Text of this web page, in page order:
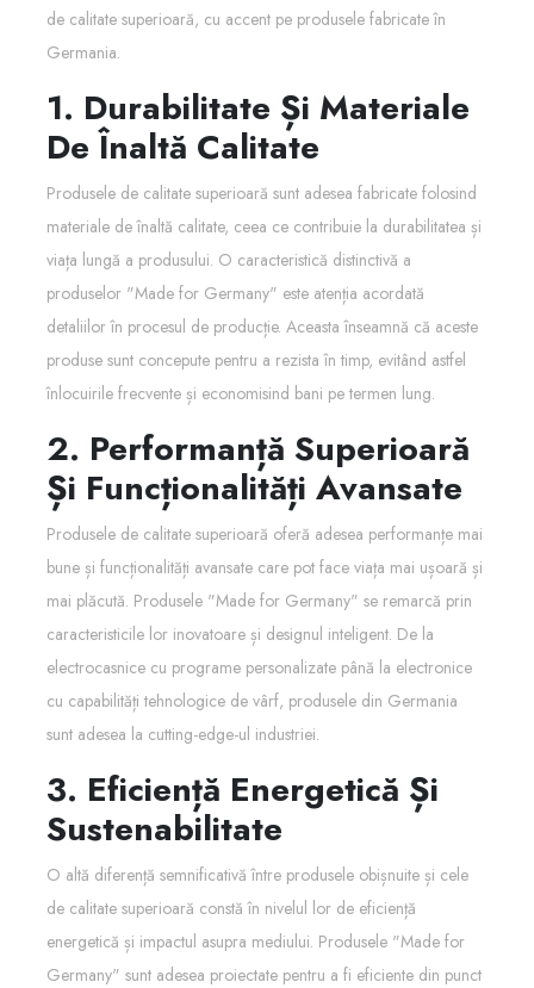
de calitate superioară, cu accent pe produsele fabricate în
Germania.
1. Durabilitate Și Materiale
De Înaltă Calitate
Produsele de calitate superioară sunt adesea fabricate folosind
materiale de înaltă calitate, ceea ce contribuie la durabilitatea și
viața lungă a produsului. O caracteristică distinctivă a
produselor "Made for Germany" este atenția acordată
detaliilor în procesul de producție. Aceasta înseamnă că aceste
produse sunt concepute pentru a rezista în timp, evitând astfel
înlocuirile frecvente și economisind bani pe termen lung.
2. Performanță Superioară
Și Funcționalități Avansate
Produsele de calitate superioară oferă adesea performanțe mai
bune și funcționalități avansate care pot face viața mai ușoară și
mai plăcută. Produsele "Made for Germany" se remarcă prin
caracteristicile lor inovatoare și designul inteligent. De la
electrocasnice cu programe personalizate până la electronice
cu capabilități tehnologice de vârf, produsele din Germania
sunt adesea la cutting-edge-ul industriei.
3. Eficiență Energetică Și
Sustenabilitate
O altă diferență semnificativă între produsele obișnuite și cele
de calitate superioară constă în nivelul lor de eficiență
energetică și impactul asupra mediului. Produsele "Made for
Germany" sunt adesea proiectate pentru a fi eficiente din punct